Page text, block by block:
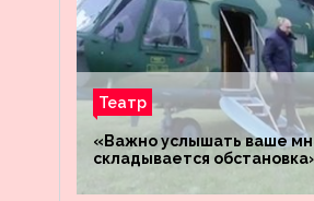
Театр
«Важно услышать ваше
складывается
«Днепр» и «Восток»